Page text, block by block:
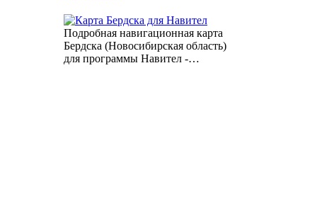
Подробная навигационная карта
Бердска (Новосибирская область)
для программы Навител -…